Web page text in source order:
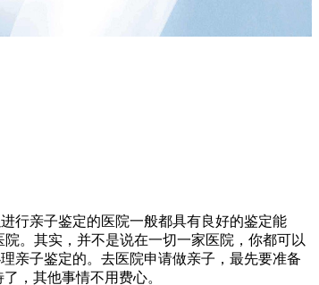
行亲子鉴定的医院一般都具有良好的鉴定能
。其实，并不是说在一切一家医院，你都可以
亲子鉴定的。去医院申请做亲子，最先要准备
，其他事情不用费心。